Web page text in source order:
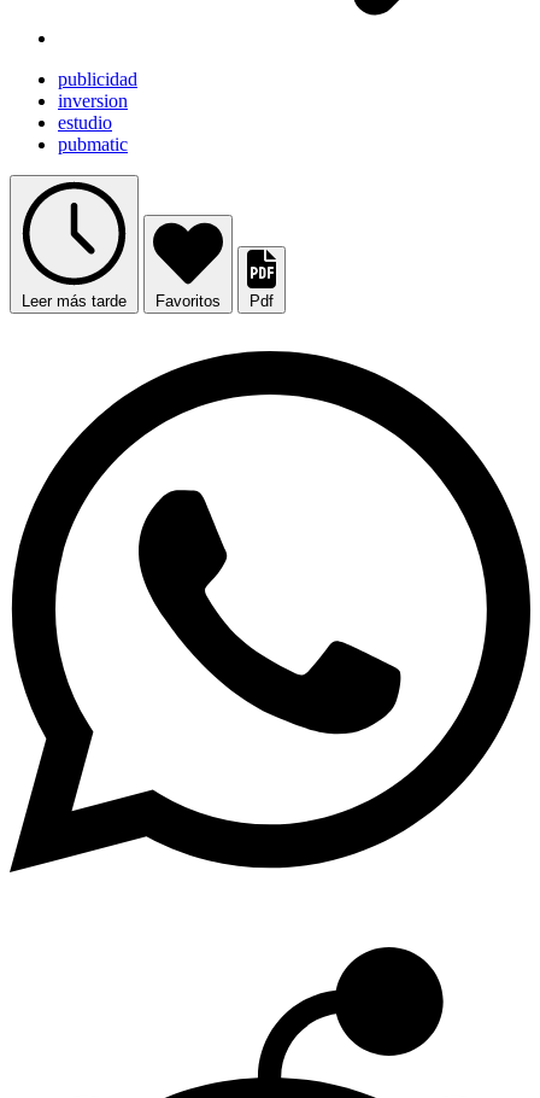
publicidad
inversion
estudio
pubmatic
Leer más tarde Favoritos Pdf